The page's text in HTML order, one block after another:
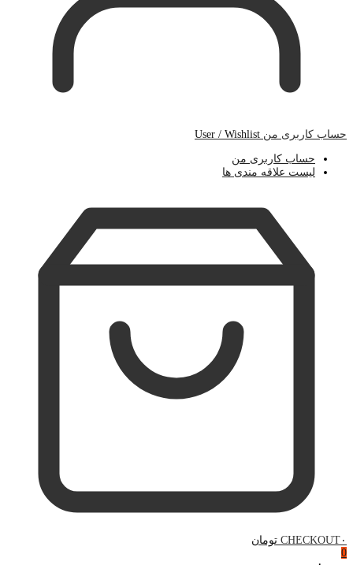
حساب کاربری من User / Wishlist
حساب کاربری من
لیست علاقه مندی ها
CHECKOUT ۰ تومان
0